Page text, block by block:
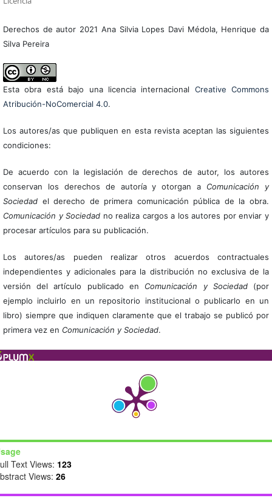
Derechos de autor 2021 Ana Silvia Lopes Davi Médola, Henrique da
Silva Pereira
Esta obra está bajo una licencia internacional Creative Commons
Atribución-NoComercial 4.0.
Los autores/as que publiquen en esta revista aceptan las siguientes
condiciones:
De acuerdo con la legislación de derechos de autor, los autores
conservan los derechos de autoría y otorgan a Comunicación y
Sociedadel derecho de primera comunicación pública de la obra.
Comunicación y Sociedad no realiza cargos a los autores por enviar y
procesar artículos para su publicación.
Los autores/as pueden realizar otros acuerdos contractuales
independientes y adicionales para la distribución no exclusiva de la
versión del artículo publicado en Comunicación y Sociedad(por
ejemplo incluirlo en un repositorio institucional o publicarlo en un
libro) siempre que indiquen claramente que el trabajo se publicó por
primera vez en Comunicación y Sociedad.
Text Views: 123
Views: 26